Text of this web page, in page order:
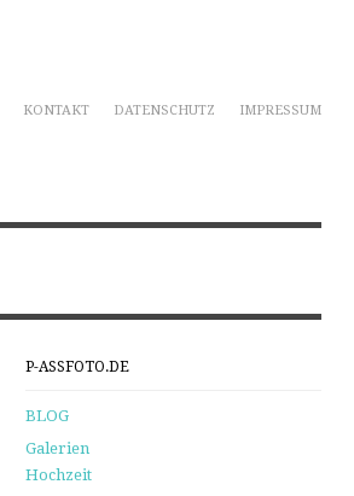
KONTAKT DATENSCHUTZ IMPRESSUM
P-ASSFOTO.DE
BLOG
Galerien
Hochzeit